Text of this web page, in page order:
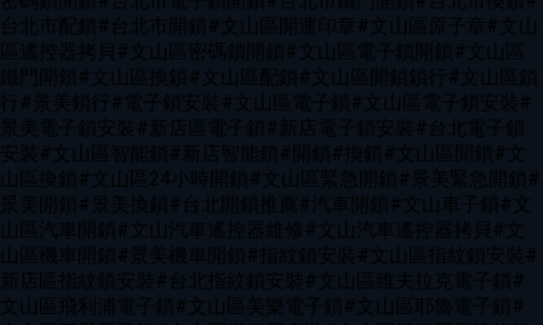
台北市配鎖#台北市開鎖#文山區開運印章#文山區原子章#文山
區遙控器拷貝#文山區密碼鎖開鎖#文山區電子鎖開鎖#文山區
鐵門開鎖#文山區換鎖#文山區配鎖#文山區開鎖鎖行#文山區鎖
行#景美鎖行#電子鎖安裝#文山區電子鎖#文山區電子鎖安裝#
景美電子鎖安裝#新店區電子鎖#新店電子鎖安裝#台北電子鎖
安裝#文山區智能鎖#新店智能鎖#開鎖#換鎖#文山區開鎖#文
山區換鎖#文山區24小時開鎖#文山區緊急開鎖#景美緊急開鎖#
景美開鎖#景美換鎖#台北開鎖推薦#汽車開鎖#文山車子鎖#文
山區汽車開鎖#文山汽車遙控器維修#文山汽車遙控器拷貝#文
山區機車開鎖#景美機車開鎖#指紋鎖安裝#文山區指紋鎖安裝#
新店區指紋鎖安裝#台北指紋鎖安裝#文山區維夫拉克電子鎖#
文山區飛利浦電子鎖#文山區美樂電子鎖#文山區耶魯電子鎖#